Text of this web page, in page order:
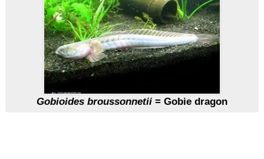
Gobioides broussonnetii= Gobie dragon